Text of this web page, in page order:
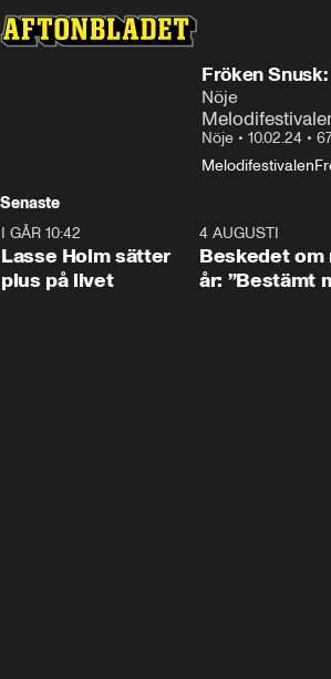
Fröken
Nöje
Nöje • 10.02.24 •
Melodifestivalen
Senaste
1:04
I GÅR 10:42
Lasse Holm sätter
plus på livet
4 AUGUSTI
Beskedet om
år: ”Bestämt